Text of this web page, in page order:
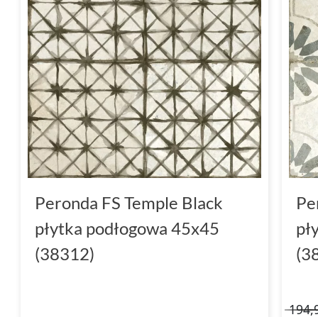
Peronda FS Temple Black
płytka podłogowa 45x45
(38312)